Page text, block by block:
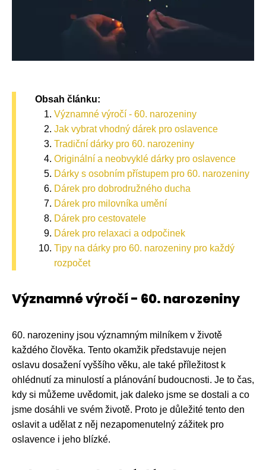
Obsah článku:
Významné výročí - 60. narozeniny
Jak vybrat vhodný dárek pro oslavence
Tradiční dárky pro 60. narozeniny
Originální a neobvyklé dárky pro oslavence
Dárky s osobním přístupem pro 60. narozeniny
Dárek pro dobrodružného ducha
Dárek pro milovníka umění
Dárek pro cestovatele
Dárek pro relaxaci a odpočinek
Tipy na dárky pro 60. narozeniny pro každý
rozpočet
Významné výročí - 60. narozeniny
60. narozeniny jsou významným milníkem v životě
každého člověka. Tento okamžik představuje nejen
oslavu dosažení vyššího věku, ale také příležitost k
ohlédnutí za minulostí a plánování budoucnosti. Je to čas,
kdy si můžeme uvědomit, jak daleko jsme se dostali a co
jsme dosáhli ve svém životě. Proto je důležité tento den
oslavit a udělat z něj nezapomenutelný zážitek pro
oslavence i jeho blízké.